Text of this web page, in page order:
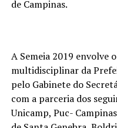
de Campinas.
A Semeia 2019 envolve
multidisciplinar da
pelo Gabinete do
com a parceria dos
Unicamp, Puc-